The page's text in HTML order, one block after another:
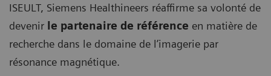
ISEULT, Siemens Healthineers réaffirme sa volonté de
devenir le partenaire de référence en matière de
recherche dans le domaine de l’imagerie par
résonance magnétique.